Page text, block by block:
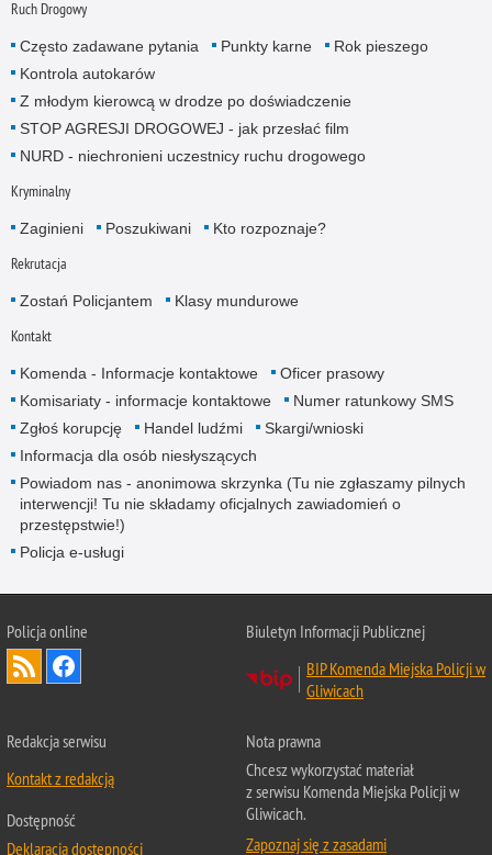
Ruch Drogowy
Często zadawane pytania Punkty karne
Rok pieszego
Kontrola autokarów
Z młodym kierowcą w drodze po doświadczenie
STOP AGRESJI DROGOWEJ - jak przesłać film
NURD - niechronieni uczestnicy ruchu drogowego
Kryminalny
Zaginieni Poszukiwani Kto rozpoznaje?
Rekrutacja
Zostań Policjantem Klasy mundurowe
Kontakt
Komenda - Informacje kontaktowe
Oficer prasowy
Komisariaty - informacje kontaktowe
Numer ratunkowy SMS
Zgłoś korupcję
Handel ludźmi
Skargi/wnioski
Informacja dla osób niesłyszących
Powiadom nas - anonimowa skrzynka (Tu nie zgłaszamy pilnych
interwencji! Tu nie składamy oficjalnych zawiadomień o
przestępstwie!)
Policja e-usługi
Policja online
Biuletyn Informacji Publicznej
BIP Komenda Miejska Policji w
Gliwicach
Redakcja serwisu
Kontakt z redakcją
Dostępność
Deklaracja dostępności
Nota prawna
Chcesz wykorzystać materiał
z serwisu Komenda Miejska Policji w
Gliwicach.
Zapoznaj się z zasadami